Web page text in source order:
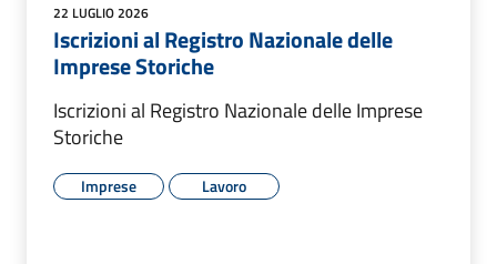
22 LUGLIO 2026
Iscrizioni al Registro Nazionale delle
Imprese Storiche
Iscrizioni al Registro Nazionale delle Imprese
Storiche
Imprese Lavoro